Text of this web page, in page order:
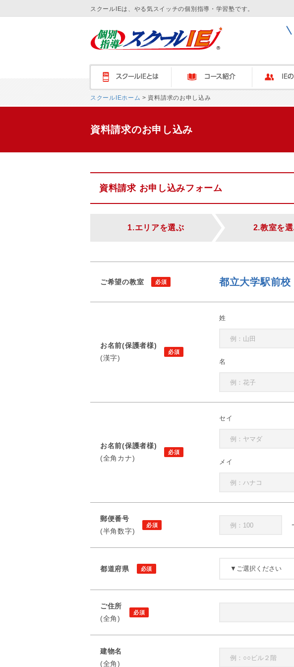
スクールIEは、やる気スイッチの個別指導・学習塾です。
スクールＩＥとは コース紹介 IEの個別指
スクールIEホーム> 資料請求のお申し込み
資料請求のお申し込み
資料請求 お申し込みフォーム
1.エリアを選ぶ 2.教室を
ご希望の教室 都立大学駅前校
お名前(保護者様)
(漢字)
姓
名
お名前(保護者様)
(全角カナ)
セイ
メイ
郵便番号
(半角数字)
都道府県
ご住所
(全角)
建物名
(全角)